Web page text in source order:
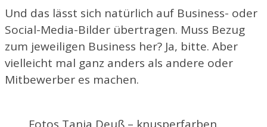
Und das lässt sich natürlich auf Business- oder
Social-Media-Bilder übertragen. Muss Bezug
zum jeweiligen Business her? Ja, bitte. Aber
vielleicht mal ganz anders als andere oder
Mitbewerber es machen.
Fotos Tanja Deuß – knusperfarben